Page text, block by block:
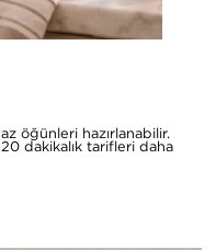
öğünleri hazırlanabilir.
dakikalık tarifleri daha